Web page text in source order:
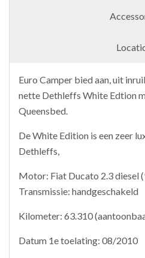
Euro Camper bied aan, uit
nette Dethleffs White Edtion
Queensbed.
De White Edition is een zeer
Dethleffs,
Motor: Fiat Ducato 2.3 diesel
Transmissie: handgeschakeld
Kilometer: 63.310
Datum 1e toelating: 08/2010